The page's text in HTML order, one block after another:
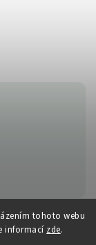
tohoto webu
informací zde.
vyhrazena.